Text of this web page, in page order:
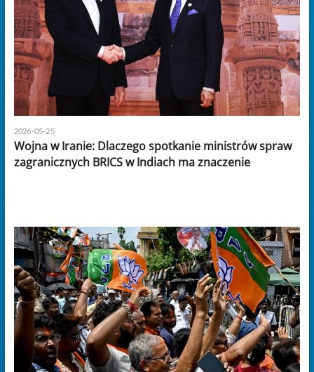
2026-05-25
Wojna w Iranie: Dlaczego spotkanie ministrów spraw
zagranicznych BRICS w Indiach ma znaczenie